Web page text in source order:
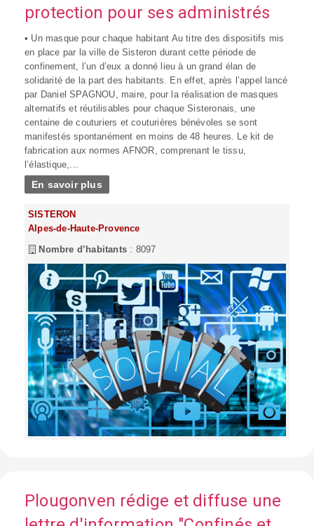
protection pour ses administrés
• Un masque pour chaque habitant Au titre des dispositifs mis
en place par la ville de Sisteron durant cette période de
confinement, l’un d’eux a donné lieu à un grand élan de
solidarité de la part des habitants. En effet, après l’appel lancé
par Daniel SPAGNOU, maire, pour la réalisation de masques
alternatifs et réutilisables pour chaque Sisteronais, une
centaine de couturiers et couturières bénévoles se sont
manifestés spontanément en moins de 48 heures. Le kit de
fabrication aux normes AFNOR, comprenant le tissu,
l’élastique,...
En savoir plus
SISTERON
Alpes-de-Haute-Provence
Nombre d’habitants : 8097
Plougonven rédige et diffuse une